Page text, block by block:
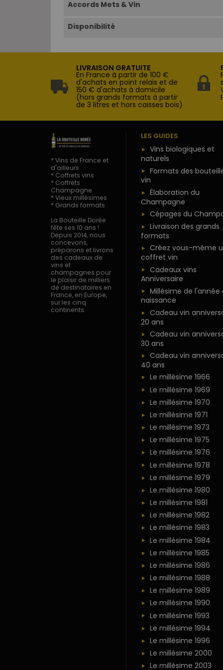
Accords Mets & Vin
Disponibilité
LIVRAISON GRATUITE
En France à partir de 100 €
d'achats en point relais et de
150 € d'achats à domicile
(hors grands formats à partir
de 3 litres et hors caisses bois)
* Vins de France et
d'ailleurs
* Coffrets vins
* Coffrets
Champagne
* Vieux millésimes
* Grands formats
La Bouteille Dorée
fête ses 10 ans !
Depuis 2014, nous
concevons,
préparons et livrons
des cadeaux de
vins et
champagnes pour
le plaisir de milliers
de destinataires en
France, en Europe,
sur les cinq
continents.
LES GUIDES
Vins biologiques et
naturels
Formats des
vin
Élaboration du
Champagne
Cépages du
Livraison des grands
formats
Créez vous-même
coffret vin
Cadeaux vins
Anniversaire
Millésime de l'année
naissance
Cadeau vin
20 ans
Cadeau vin
30 ans
Cadeau vin
40 ans
Le millésime 1966
Le millésime 1969
Le millésime 1970
Le millésime 1971
Le millésime 1973
Le millésime 1975
Le millésime 1976
Le millésime 1978
Le millésime 1979
Le millésime 1980
Le millésime 1981
Le millésime 1982
Le millésime 1983
Le millésime 1984
Le millésime 1985
Le millésime 1986
Le millésime 1988
Le millésime 1989
Le millésime 1990
Le millésime 1993
Le millésime 1994
Le millésime 1996
Le millésime 2000
Le millésime 2003